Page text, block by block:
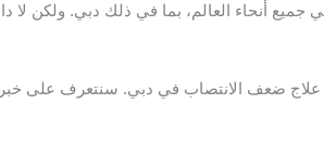
أنحاء العالم، بما في ذلك دبي. ولكن لا
ضعف الانتصاب في دبي. سنتعرف على